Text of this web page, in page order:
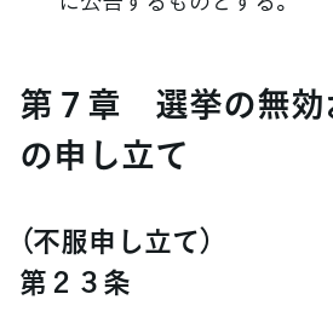
第７章 選挙の無効
の申し立て
（不服申し立て）
第２３条